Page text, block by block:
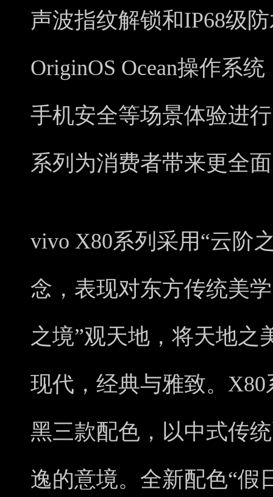
声波指纹解锁和IP68级
OriginOS Ocean操作系
手机安全等场景体验进
系列为消费者带来更全
vivo X80系列采用“云阶
念，表现对东方传统美
之境”观天地，将天地之
现代，经典与雅致。
黑三款配色，以中式传
逸的意境。全新配色“假